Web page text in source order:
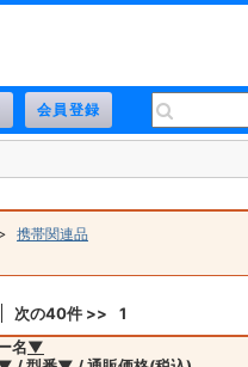
携帯関連品
次の40件 >> 1
名▼